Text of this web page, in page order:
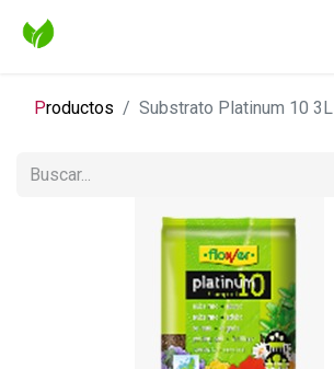
Productos Substrato Platinum 10 3L